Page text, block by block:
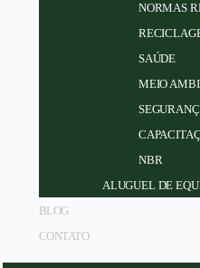
NORMAS
SAÚDE
MEIO
NBR
ALUGUEL DE
BLOG
CONTATO